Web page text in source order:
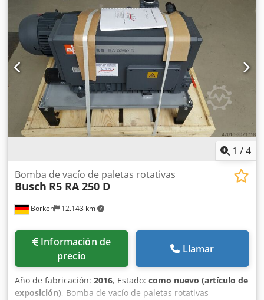
1 /4
Borken 12.143 km
Bomba de vacío de paletas rotativas
Busch R5 RA 250 D
Información de
precio
Llamar
Año de fabricación: 2016, Estado: como nuevo (artículo de
exposición), Bomba de vacío de paletas rotativas